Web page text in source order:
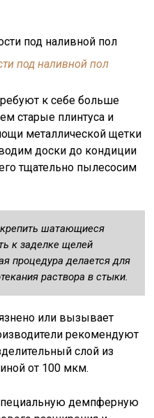
под наливной пол
к себе больше
старые плинтуса и
металлической щетки
доски до кондиции
тщательно пылесосим
шатающиеся
к заделке щелей
процедура делается для
раствора в стыки.
или вызывает
рекомендуют
слой из
от 100 мкм.
демпферную